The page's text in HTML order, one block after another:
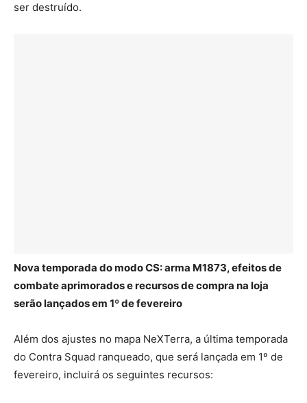
ser destruído.
Nova temporada do modo CS: arma M1873, efeitos de
combate aprimorados e recursos de compra na loja
serão lançados em 1º de fevereiro
Além dos ajustes no mapa NeXTerra, a última temporada
do Contra Squad ranqueado, que será lançada em 1º de
fevereiro, incluirá os seguintes recursos: